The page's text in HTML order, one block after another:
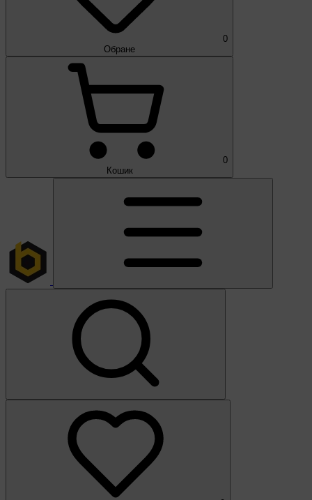
0
Обране
0
Кошик